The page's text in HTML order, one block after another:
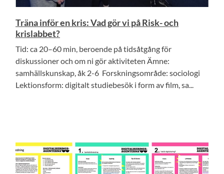
Träna inför en kris: Vad gör vi på Risk- och
krislabbet?
Tid: ca 20–60 min, beroende på tidsåtgång för
diskussioner och om ni gör aktiviteten Ämne:
samhällskunskap, åk 2-6 Forskningsområde: sociologi
Lektionsform: digitalt studiebesök i form av film, sa...